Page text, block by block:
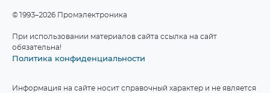
©1993–2026 Промэлектроника
При использовании материалов сайта ссылка на сайт
обязательна!
Политика конфиденциальности
Информация на сайте носит справочный характер и не является